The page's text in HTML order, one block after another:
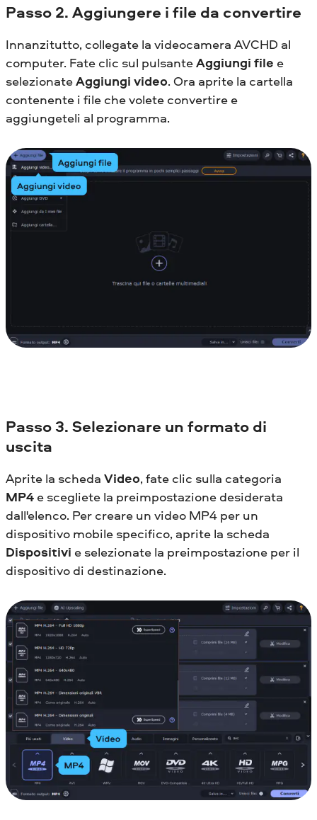
Passo 2. Aggiungere i file da convertire
Innanzitutto, collegate la videocamera AVCHD al
computer. Fate clic sul pulsanteAggiungi file e
selezionateAggiungi video. Ora aprite la cartella
contenente i file che volete convertire e
aggiungeteli al programma.
Passo 3. Selezionare un formato di
uscita
Aprite la scheda Video, fate clic sulla categoria
MP4 e scegliete la preimpostazione desiderata
dall'elenco. Per creare un video MP4 per un
dispositivo mobile specifico, aprite la scheda
Dispositivi e selezionate la preimpostazione per il
dispositivo di destinazione.